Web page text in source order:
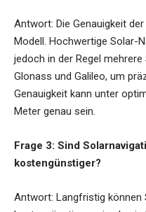
Antwort: Die Genauigkeit
Modell. Hochwertige Solar-
jedoch in der Regel
Glonass und Galileo, um
Genauigkeit kann unter
Meter genau sein.
Frage 3: Sind
kostengünstiger?
Antwort: Langfristig können